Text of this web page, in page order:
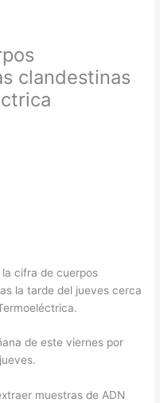
clandestinas
cifra de cuerpos
la tarde del jueves cerca
de este viernes por
muestras de ADN